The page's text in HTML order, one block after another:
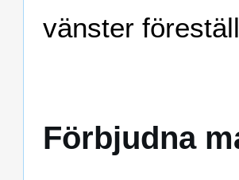
vänster
Förbjudna